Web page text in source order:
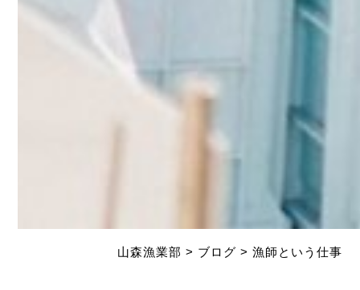
山森漁業部 > ブログ > 漁師という仕事